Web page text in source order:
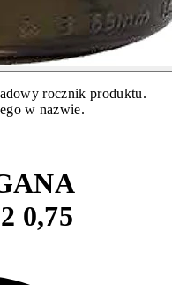
rocznik produktu.
w nazwie.
0,75